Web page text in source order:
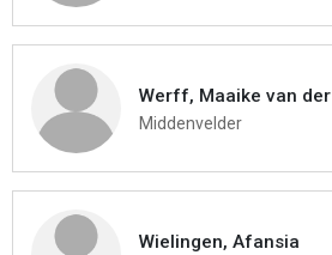
Werff, Maaike van der
Middenvelder
Wielingen, Afansia